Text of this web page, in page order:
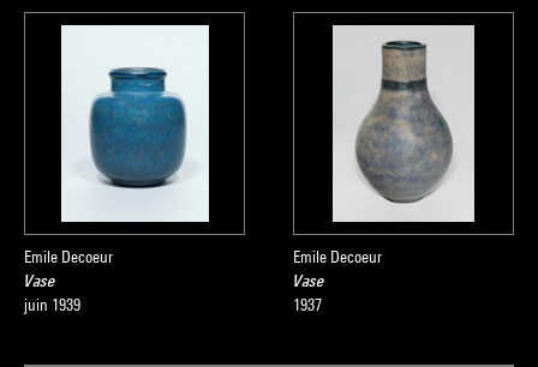
Emile Decoeur
Vase
juin 1939
Emile Decoeur
Vase
1937